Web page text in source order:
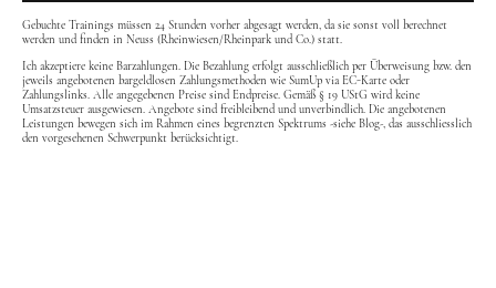
Gebuchte Trainings müssen 24 Stunden vorher abgesagt werden, da sie sonst voll berechnet
werden und finden in Neuss (Rheinwiesen/Rheinpark und Co.) statt.
Ich akzeptiere keine Barzahlungen. Die Bezahlung erfolgt ausschließlich per Überweisung bzw. den
jeweils angebotenen bargeldlosen Zahlungsmethoden wie SumUp via EC-Karte oder
Zahlungslinks. Alle angegebenen Preise sind Endpreise. Gemäß § 19 UStG wird keine
Umsatzsteuer ausgewiesen. Angebote sind freibleibend und unverbindlich. Die angebotenen
Leistungen bewegen sich im Rahmen eines begrenzten Spektrums -siehe Blog-, das ausschliesslich
den vorgesehenen Schwerpunkt berücksichtigt.